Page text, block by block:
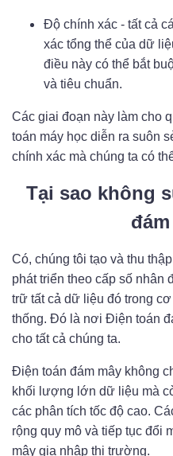
Độ chính xác - tất cả
xác tổng thể của dữ
điều này có thể bắt
và tiêu chuẩn.
Các giai đoạn này làm cho
toán máy học diễn ra suôn
chính xác mà chúng ta có
Tại sao không
Có, chúng tôi tạo và thu
phát triển theo cấp số nhân
trữ tất cả dữ liệu đó trong
thống. Đó là nơi Điện toán
cho tất cả chúng ta.
Điện toán đám mây không
khối lượng lớn dữ liệu mà
các phân tích tốc độ cao.
rộng quy mô và tiếp tục đổi
mây gia nhập thị trường.